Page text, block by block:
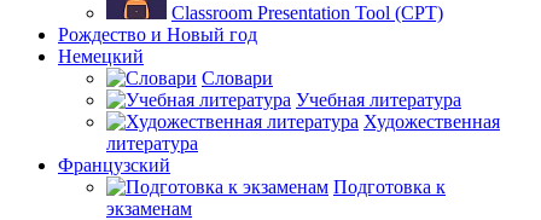
Classroom Presentation Tool (CPT)
Рождество и Новый год
Немецкий
Словари
Учебная литература
Художественная
литература
Французский
Подготовка к
экзаменам